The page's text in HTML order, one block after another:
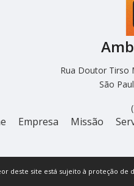
Rua Doutor Tirso
São
Empresa Missão
deste site está sujeito à proteção de